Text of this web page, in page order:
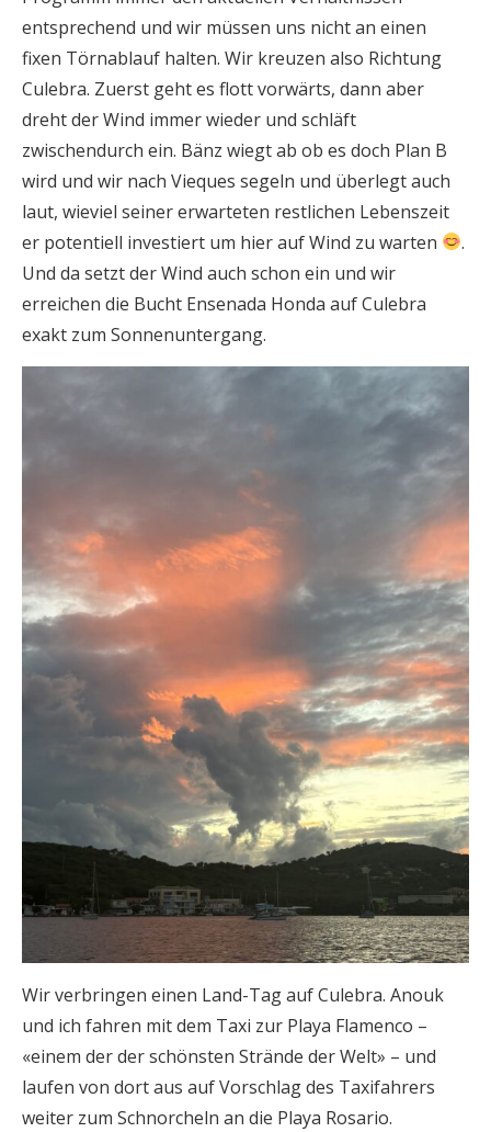
entsprechend und wir müssen uns nicht an einen
fixen Törnablauf halten. Wir kreuzen also Richtung
Culebra. Zuerst geht es flott vorwärts, dann aber
dreht der Wind immer wieder und schläft
zwischendurch ein. Bänz wiegt ab ob es doch Plan B
wird und wir nach Vieques segeln und überlegt auch
laut, wieviel seiner erwarteten restlichen Lebenszeit
er potentiell investiert um hier auf Wind zu warten
.
Und da setzt der Wind auch schon ein und wir
erreichen die Bucht Ensenada Honda auf Culebra
exakt zum Sonnenuntergang.
Wir verbringen einen Land-Tag auf Culebra. Anouk
und ich fahren mit dem Taxi zur Playa Flamenco –
«einem der der schönsten Strände der Welt» – und
laufen von dort aus auf Vorschlag des Taxifahrers
weiter zum Schnorcheln an die Playa Rosario.